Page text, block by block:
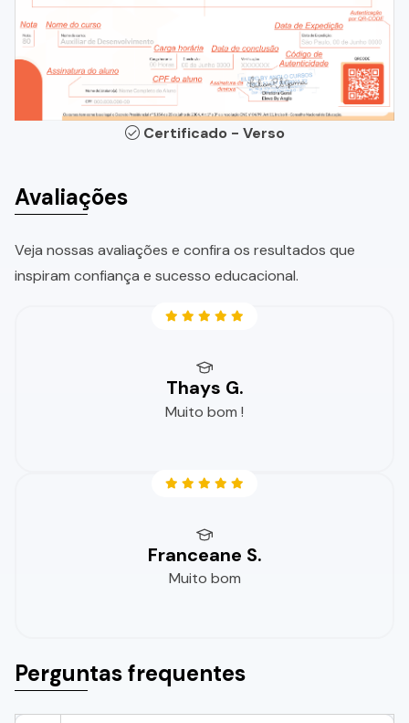
Certificado - Verso
Avaliações
Veja nossas avaliações e confira os resultados que
inspiram confiança e sucesso educacional.
Thays G.
Muito bom !
Franceane S.
Muito bom
Perguntas frequentes